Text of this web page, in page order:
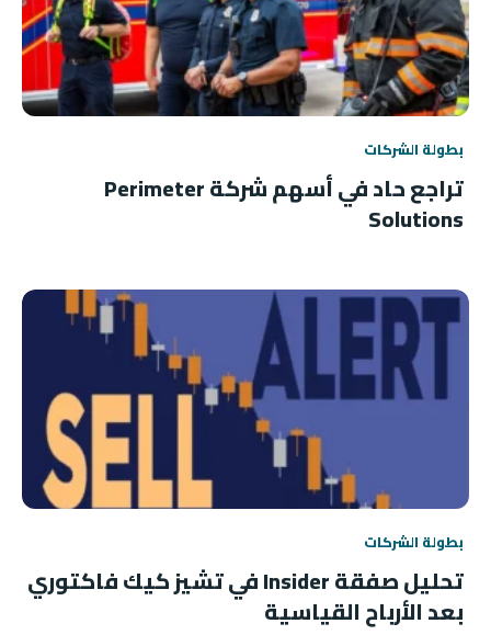
بطولة الشركات
تراجع حاد في أسهم شركة Perimeter
Solutions
بطولة الشركات
تحليل صفقة Insider في تشيز كيك فاكتوري
بعد الأرباح القياسية